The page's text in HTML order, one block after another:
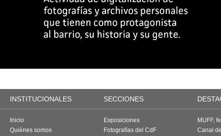
INSTITUCIONALES SECCIONES
Inicio
Quiénes somos
Exposiciones
Fotografías del CdF
MUFF,
Canal